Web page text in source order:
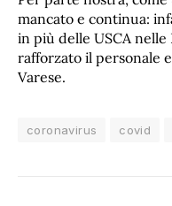
mancato e continua:
in più delle USCA nelle
rafforzato il personale
Varese.
coronavirus covid